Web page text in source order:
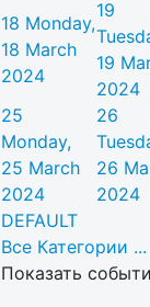
18 Monday,
18 March
2024
19
19
2024
25
Monday,
25 March
2024
26
26
2024
DEFAULT
Все Категории ...
Показать